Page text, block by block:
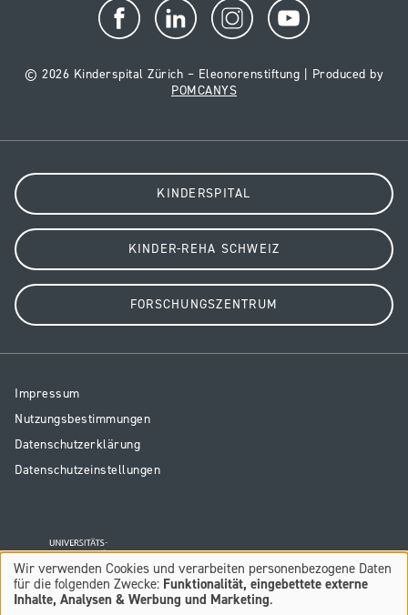
© 2026 Kinderspital Zürich – Eleonorenstiftung | Produced by
POMCANYS
KINDERSPITAL
KINDER-REHA SCHWEIZ
FORSCHUNGSZENTRUM
Resp
Legal
Impressum
Nutzungsbestimmungen
Datenschutzerklärung
Datenschutzeinstellungen
Verwendung
von
Wir verwenden Cookies und verarbeiten personenbezogene Daten
für die folgenden Zwecke: Funktionalität, eingebettete externe
Inhalte, Analysen & Werbung und Marketing.